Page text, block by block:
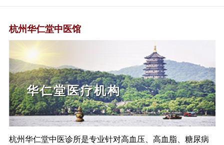
国务院:支持有资质的名老中医开
国务院办公厅关于印发促进科技
成果转移转化...
李克强主持召开国务院常务会议
（互联网+医疗...
关于公开征求《保健食品注册技
术审评细则（...
杭州华仁堂中医馆
中国杭州
杭州华仁堂中医诊所是专业针对高血压、高血脂、糖尿病